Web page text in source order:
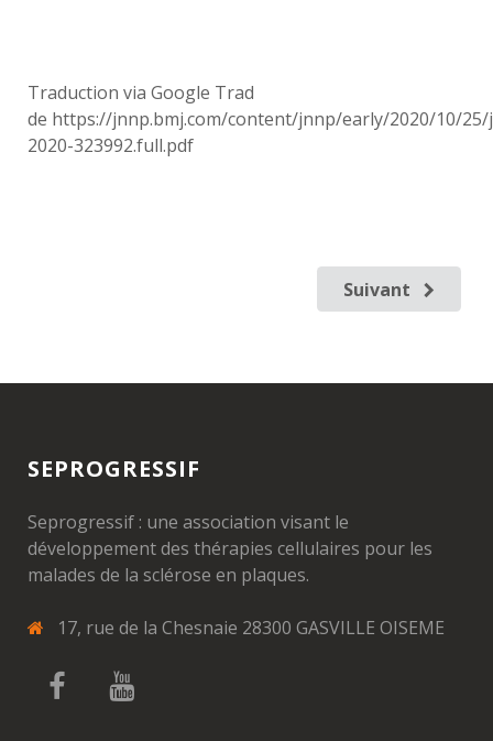
Traduction via Google Trad
de https://jnnp.bmj.com/content/jnnp/early/2020/10/
2020-323992.full.pdf
Suivant
SEPROGRESSIF
Seprogressif : une association visant le
développement des thérapies cellulaires pour les
malades de la sclérose en plaques.
17, rue de la Chesnaie 28300 GASVILLE OISEME